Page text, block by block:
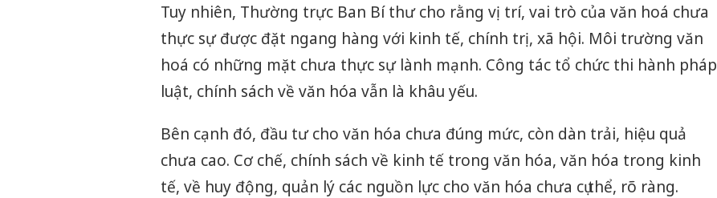
Tuy nhiên, Thường trực Ban Bí thư cho rằng vị trí, vai trò của văn hoá chưa
thực sự được đặt ngang hàng với kinh tế, chính trị, xã hội. Môi trường văn
hoá có những mặt chưa thực sự lành mạnh. Công tác tổ chức thi hành pháp
luật, chính sách về văn hóa vẫn là khâu yếu.
Bên cạnh đó, đầu tư cho văn hóa chưa đúng mức, còn dàn trải, hiệu quả
chưa cao. Cơ chế, chính sách về kinh tế trong văn hóa, văn hóa trong kinh
tế, về huy động, quản lý các nguồn lực cho văn hóa chưa cụ thể, rõ ràng.